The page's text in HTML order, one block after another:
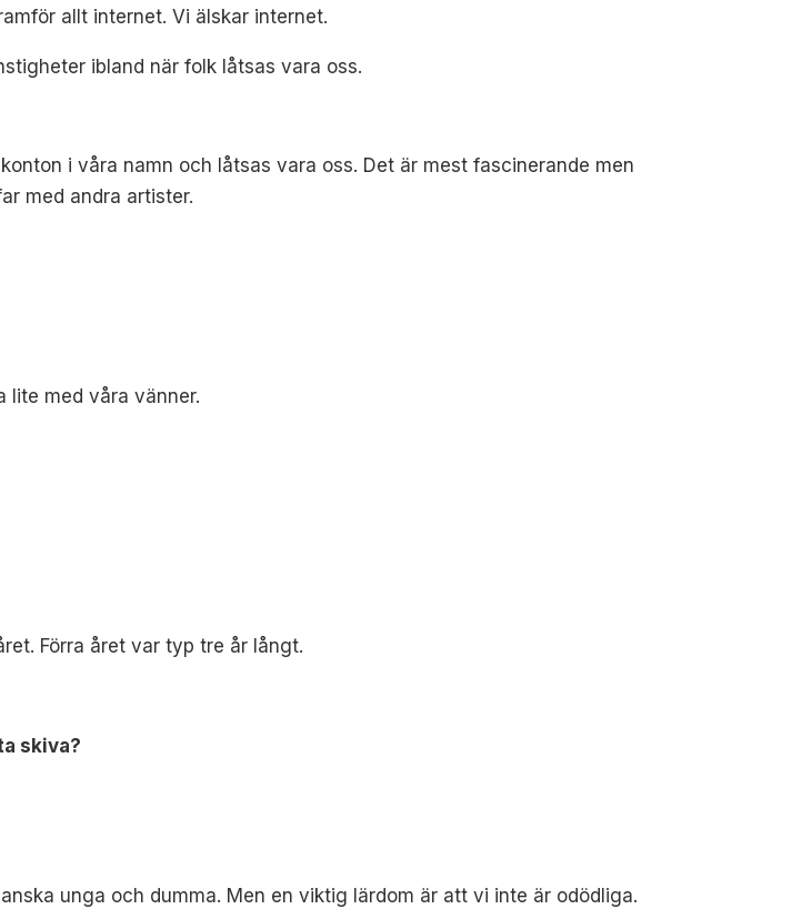
allt internet. Vi älskar internet.
ibland när folk låtsas vara oss.
i våra namn och låtsas vara oss. Det är mest fascinerande men
med andra artister.
lite med våra vänner.
Förra året var typ tre år långt.
skiva?
unga och dumma. Men en viktig lärdom är att vi inte är odödliga.